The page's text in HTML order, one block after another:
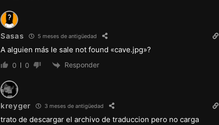
Sasas 5 meses de antigüedad
A alguien más le sale not found «cave.jpg»?
0 0 Responder
kreyger 3 meses de antigüedad
trato de descargar el archivo de traduccion pero no carga